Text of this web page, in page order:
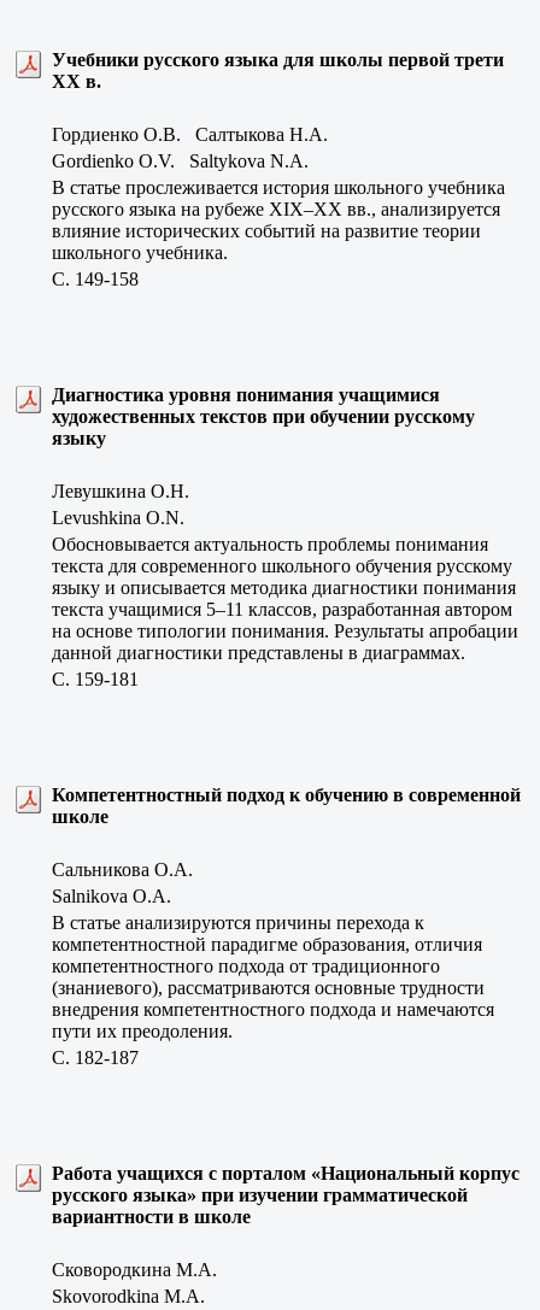
Учебники русского языка для школы первой трети
ХХ в.
Гордиенко О.В. Салтыкова Н.А.
Gordienko O.V. Saltykova N.A.
В статье прослеживается история школьного учебника
русского языка на рубеже ХIX–ХХ вв., анализируется
влияние исторических событий на развитие теории
школьного учебника.
C. 149-158
Диагностика уровня понимания учащимися
художественных текстов при обучении русскому
языку
Левушкина О.Н.
Levushkina O.N.
Обосновывается актуальность проблемы понимания
текста для современного школьного обучения русскому
языку и описывается методика диагностики понимания
текста учащимися 5–11 классов, разработанная автором
на основе типологии понимания. Результаты апробации
данной диагностики представлены в диаграммах.
C. 159-181
Компетентностный подход к обучению в современной
школе
Сальникова О.А.
Salnikova O.A.
В статье анализируются причины перехода к
компетентностной парадигме образования, отличия
компетентностного подхода от традиционного
(знаниевого), рассматриваются основные трудности
внедрения компетентностного подхода и намечаются
пути их преодоления.
C. 182-187
Работа учащихся с порталом «Национальный корпус
русского языка» при изучении грамматической
вариантности в школе
Сковородкина М.А.
Skovorodkina M.A.